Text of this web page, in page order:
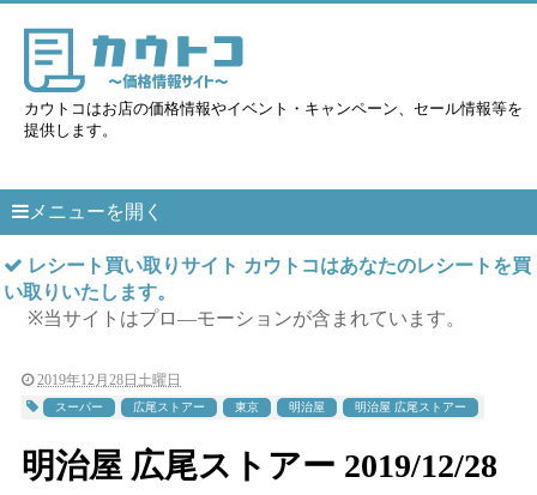
カウトコはお店の価格情報やイベント・キャンペーン、セール情報等を
提供します。
メニューを開く
レシート買い取りサイト カウトコはあなたのレシートを買
い取りいたします。
※当サイトはプロ―モーションが含まれています。
2019年12月28日土曜日
スーパー 広尾ストアー 東京 明治屋 明治屋 広尾ストアー
明治屋 広尾ストアー 2019/12/28